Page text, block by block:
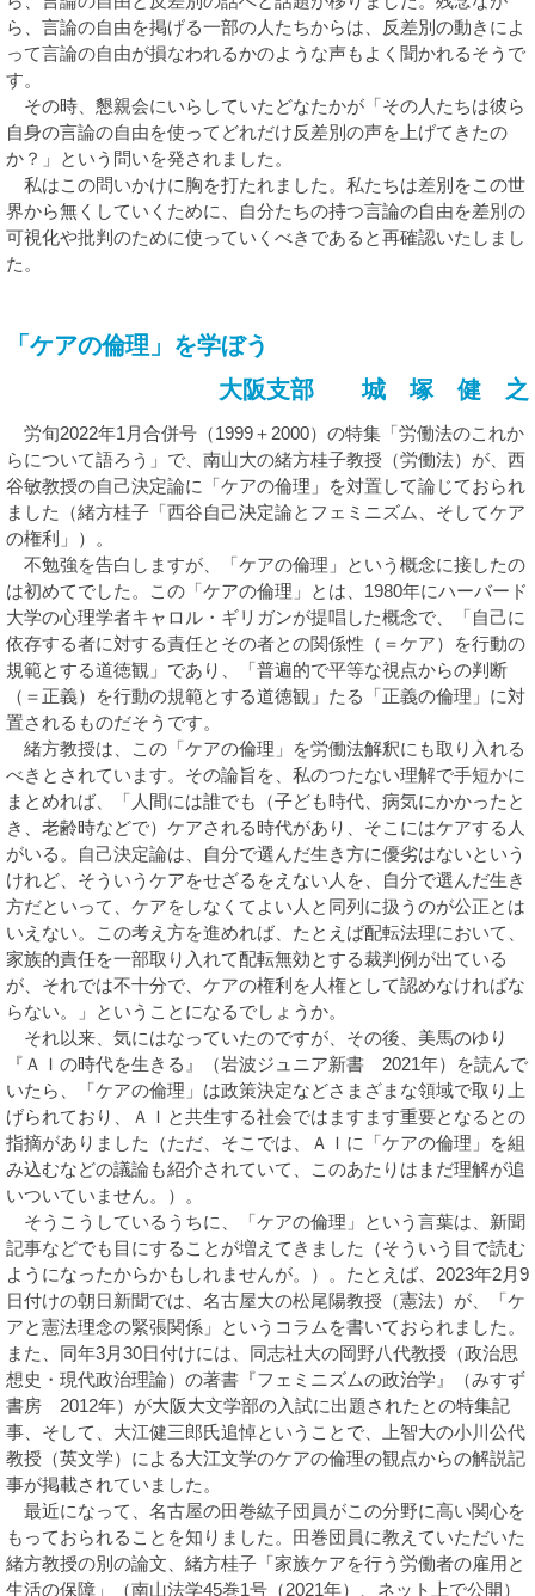
ら、言論の自由を掲げる一部の人たちからは、反差別の動きによ
って言論の自由が損なわれるかのような声もよく聞かれるそうで
す。
その時、懇親会にいらしていたどなたかが「その人たちは彼ら
自身の言論の自由を使ってどれだけ反差別の声を上げてきたの
か？」という問いを発されました。
私はこの問いかけに胸を打たれました。私たちは差別をこの世
界から無くしていくために、自分たちの持つ言論の自由を差別の
可視化や批判のために使っていくべきであると再確認いたしまし
た。
「ケアの倫理」を学ぼう
大阪支部 城 塚 健 之
労旬2022年1月合併号（1999＋2000）の特集「労働法のこれか
らについて語ろう」で、南山大の緒方桂子教授（労働法）が、西
谷敏教授の自己決定論に「ケアの倫理」を対置して論じておられ
ました（緒方桂子「西谷自己決定論とフェミニズム、そしてケア
の権利」）。
不勉強を告白しますが、「ケアの倫理」という概念に接したの
は初めてでした。この「ケアの倫理」とは、1980年にハーバード
大学の心理学者キャロル・ギリガンが提唱した概念で、「自己に
依存する者に対する責任とその者との関係性（＝ケア）を行動の
規範とする道徳観」であり、「普遍的で平等な視点からの判断
（＝正義）を行動の規範とする道徳観」たる「正義の倫理」に対
置されるものだそうです。
緒方教授は、この「ケアの倫理」を労働法解釈にも取り入れる
べきとされています。その論旨を、私のつたない理解で手短かに
まとめれば、「人間には誰でも（子ども時代、病気にかかったと
き、老齢時などで）ケアされる時代があり、そこにはケアする人
がいる。自己決定論は、自分で選んだ生き方に優劣はないという
けれど、そういうケアをせざるをえない人を、自分で選んだ生き
方だといって、ケアをしなくてよい人と同列に扱うのが公正とは
いえない。この考え方を進めれば、たとえば配転法理において、
家族的責任を一部取り入れて配転無効とする裁判例が出ている
が、それでは不十分で、ケアの権利を人権として認めなければな
らない。」ということになるでしょうか。
それ以来、気にはなっていたのですが、その後、美馬のゆり
『ＡＩの時代を生きる』（岩波ジュニア新書 2021年）を読んで
いたら、「ケアの倫理」は政策決定などさまざまな領域で取り上
げられており、ＡＩと共生する社会ではますます重要となるとの
指摘がありました（ただ、そこでは、ＡＩに「ケアの倫理」を組
み込むなどの議論も紹介されていて、このあたりはまだ理解が追
いついていません。）。
そうこうしているうちに、「ケアの倫理」という言葉は、新聞
記事などでも目にすることが増えてきました（そういう目で読む
ようになったからかもしれませんが。）。たとえば、2023年2月9
日付けの朝日新聞では、名古屋大の松尾陽教授（憲法）が、「ケ
アと憲法理念の緊張関係」というコラムを書いておられました。
また、同年3月30日付けには、同志社大の岡野八代教授（政治思
想史・現代政治理論）の著書『フェミニズムの政治学』（みすず
書房 2012年）が大阪大文学部の入試に出題されたとの特集記
事、そして、大江健三郎氏追悼ということで、上智大の小川公代
教授（英文学）による大江文学のケアの倫理の観点からの解説記
事が掲載されていました。
最近になって、名古屋の田巻紘子団員がこの分野に高い関心を
もっておられることを知りました。田巻団員に教えていただいた
緒方教授の別の論文、緒方桂子「家族ケアを行う労働者の雇用と
生活の保障」（南山法学45巻1号（2021年）、ネット上で公開）